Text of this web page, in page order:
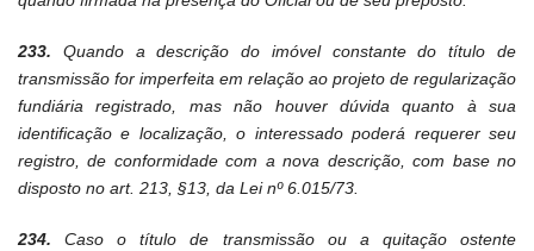
233. Quando a descrição do imóvel constante do título de
transmissão for imperfeita em relação ao projeto de regularização
fundiária registrado, mas não houver dúvida quanto à sua
identificação e localização, o interessado poderá requerer seu
registro, de conformidade com a nova descrição, com base no
disposto no art. 213, §13, da Lei nº 6.015/73.
234.Caso o título de transmissão ou a quitação ostente